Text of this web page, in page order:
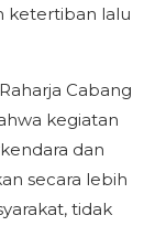
ketertiban lalu
Cabang
kegiatan
dan
secara lebih
tidak